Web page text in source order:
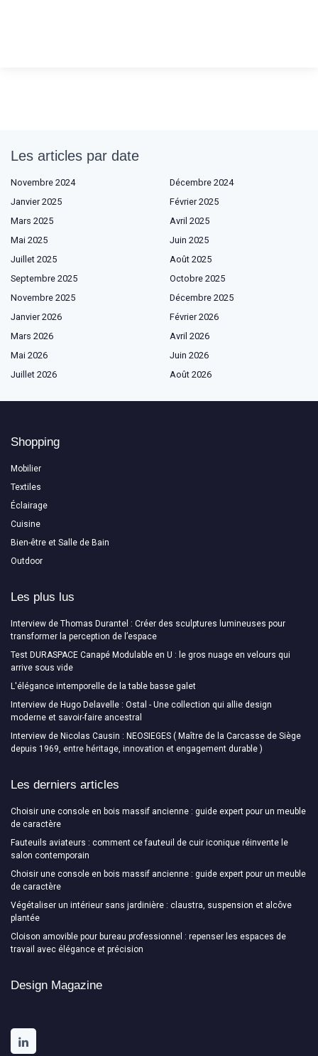
Les articles par date
Novembre 2024
Décembre 2024
Janvier 2025
Février 2025
Mars 2025
Avril 2025
Mai 2025
Juin 2025
Juillet 2025
Août 2025
Septembre 2025
Octobre 2025
Novembre 2025
Décembre 2025
Janvier 2026
Février 2026
Mars 2026
Avril 2026
Mai 2026
Juin 2026
Juillet 2026
Août 2026
Shopping
Mobilier
Textiles
Éclairage
Cuisine
Bien-être et Salle de Bain
Outdoor
Les plus lus
Interview de Thomas Durantel : Créer des sculptures lumineuses pour
transformer la perception de l’espace
Test DURASPACE Canapé Modulable en U : le gros nuage en velours qui
arrive sous vide
L'élégance intemporelle de la table basse galet
Interview de Hugo Delavelle : Ostal - Une collection qui allie design
moderne et savoir-faire ancestral
Interview de Nicolas Causin : NEOSIEGES ( Maître de la Carcasse de Siège
depuis 1969, entre héritage, innovation et engagement durable )
Les derniers articles
Choisir une console en bois massif ancienne : guide expert pour un meuble
de caractère
Fauteuils aviateurs : comment ce fauteuil de cuir iconique réinvente le
salon contemporain
Choisir une console en bois massif ancienne : guide expert pour un meuble
de caractère
Végétaliser un intérieur sans jardinière : claustra, suspension et alcôve
plantée
Cloison amovible pour bureau professionnel : repenser les espaces de
travail avec élégance et précision
Design Magazine